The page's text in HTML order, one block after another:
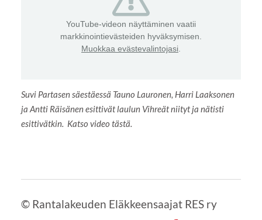
YouTube-videon näyttäminen vaatii
markkinointievästeiden hyväksymisen.
Muokkaa evästevalintojasi
Suvi Partasen säestäessä Tauno Lauronen, Harri Laaksonen
ja Antti Räisänen esittivät laulun Vihreät niityt ja nätisti
esittivätkin. Katso video tästä.
© Rantalakeuden Eläkkeensaajat RES ry